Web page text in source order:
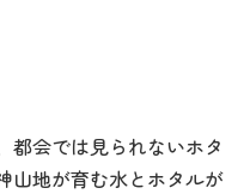
都会では見られないホタ
山地が育む水とホタルが